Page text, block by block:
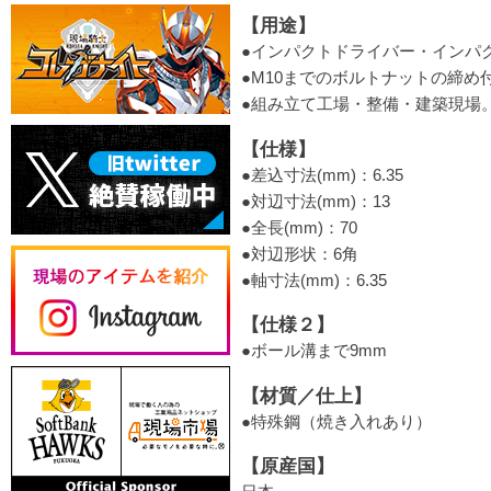
【用途】
●インパクトドライバー・インパ
●M10までのボルトナットの締め
●組み立て工場・整備・建築現場。
【仕様】
●差込寸法(mm)：6.35
●対辺寸法(mm)：13
●全長(mm)：70
●対辺形状：6角
●軸寸法(mm)：6.35
【仕様２】
●ボール溝まで9mm
【材質／仕上】
●特殊鋼（焼き入れあり）
【原産国】